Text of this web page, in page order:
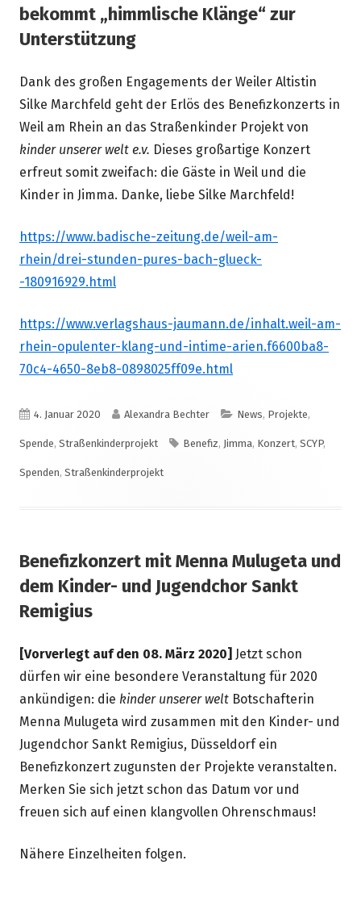
bekommt „himmlische Klänge“ zur
Unterstützung
Dank des großen Engagements der Weiler Altistin
Silke Marchfeld geht der Erlös des Benefizkonzerts in
Weil am Rhein an das Straßenkinder Projekt von
kinder unserer welt e.v. Dieses großartige Konzert
erfreut somit zweifach: die Gäste in Weil und die
Kinder in Jimma. Danke, liebe Silke Marchfeld!
https://www.badische-zeitung.de/weil-am-
rhein/drei-stunden-pures-bach-glueck-
-180916929.html
https://www.verlagshaus-jaumann.de/inhalt.weil-am-
rhein-opulenter-klang-und-intime-arien.f6600ba8-
70c4-4650-8eb8-0898025ff09e.html
Veröffentlicht
am
4. Januar 2020 Autor
Alexandra Bechter Kategorien
News, Projekte,
Spende, Straßenkinderprojekt Schlagwörter
Benefiz, Jimma, Konzert, SCYP,
Spenden, Straßenkinderprojekt
Benefizkonzert mit Menna Mulugeta und
dem Kinder- und Jugendchor Sankt
Remigius
[Vorverlegt auf den 08. März 2020] Jetzt schon
dürfen wir eine besondere Veranstaltung für 2020
ankündigen: die kinder unserer welt Botschafterin
Menna Mulugeta wird zusammen mit den Kinder- und
Jugendchor Sankt Remigius, Düsseldorf ein
Benefizkonzert zugunsten der Projekte veranstalten.
Merken Sie sich jetzt schon das Datum vor und
freuen sich auf einen klangvollen Ohrenschmaus!
Nähere Einzelheiten folgen.